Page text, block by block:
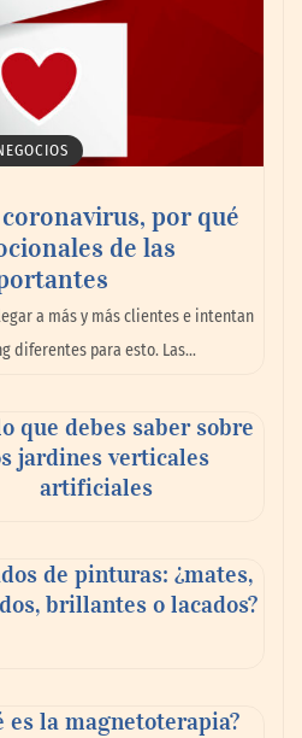
por qué
de las
a más y más clientes e intentan
diferentes para esto. Las…
que debes saber sobre
jardines verticales
artificiales
de pinturas: ¿mates,
brillantes o lacados?
es la magnetoterapia?